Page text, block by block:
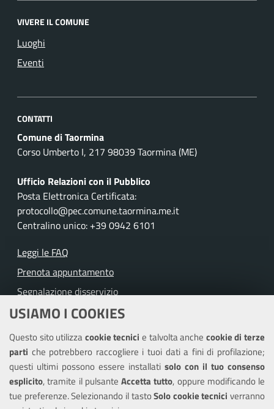
USIAMO I COOKIES
Questo sito utilizzacookie tecnicie talvolta anche cookie di terze
parti che potrebbero raccogliere i tuoi dati a fini di profilazione;
questi ultimi possono essere installati solo con il tuo consenso
esplicito, tramite il pulsante Accetta tutto, oppure modificando le
tue preferenze. Selezionando il tastoSolo cookie tecnici verranno
VIVERE IL COMUNE
Luoghi
Eventi
CONTATTI
Comune di Taormina
Corso Umberto I, 217 98039 Taormina (ME)
Ufficio Relazioni con il Pubblico
Posta Elettronica Certificata:
protocollo@pec.comune.taormina.me.it
Centralino unico: +39 0942 6101
Leggi le FAQ
Prenota appuntamento
Segnalazione disservizio
Richiesta assistenza
Amministrazione trasparente
Informativa privacy
Note legali
Piano di miglioramento del sito